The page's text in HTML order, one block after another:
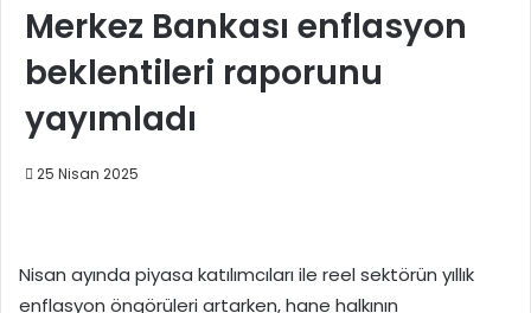
Merkez Bankası enflasyon
beklentileri raporunu
yayımladı
25 Nisan 2025
Nisan ayında piyasa katılımcıları ile reel sektörün yıllık
enflasyon öngörüleri artarken, hane halkının